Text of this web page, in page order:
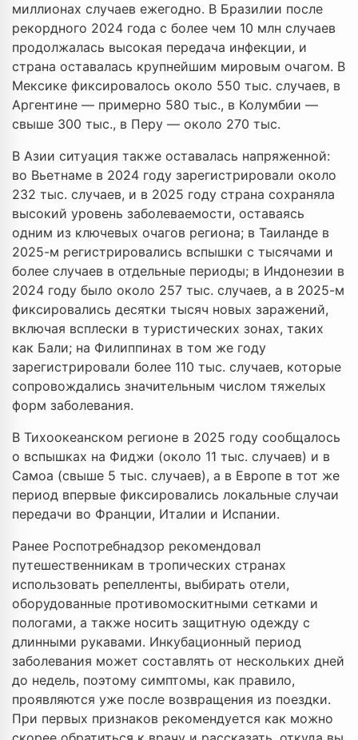
миллионах случаев ежегодно. В Бразилии после
рекордного 2024 года с более чем 10 млн случаев
продолжалась высокая передача инфекции, и
страна оставалась крупнейшим мировым очагом. В
Мексике фиксировалось около 550 тыс. случаев, в
Аргентине — примерно 580 тыс., в Колумбии —
свыше 300 тыс., в Перу — около 270 тыс.
В Азии ситуация также оставалась напряженной:
во Вьетнаме в 2024 году зарегистрировали около
232 тыс. случаев, и в 2025 году страна сохраняла
высокий уровень заболеваемости, оставаясь
одним из ключевых очагов региона; в Таиланде в
2025-м регистрировались вспышки с тысячами и
более случаев в отдельные периоды; в Индонезии в
2024 году было около 257 тыс. случаев, а в 2025-м
фиксировались десятки тысяч новых заражений,
включая всплески в туристических зонах, таких
как Бали; на Филиппинах в том же году
зарегистрировали более 110 тыс. случаев, которые
сопровождались значительным числом тяжелых
форм заболевания.
В Тихоокеанском регионе в 2025 году сообщалось
о вспышках на Фиджи (около 11 тыс. случаев) и в
Самоа (свыше 5 тыс. случаев), а в Европе в тот же
период впервые фиксировались локальные случаи
передачи во Франции, Италии и Испании.
Ранее Роспотребнадзор рекомендовал
путешественникам в тропических странах
использовать репелленты, выбирать отели,
оборудованные противомоскитными сетками и
пологами, а также носить защитную одежду с
длинными рукавами. Инкубационный период
заболевания может составлять от нескольких дней
до недель, поэтому симптомы, как правило,
проявляются уже после возвращения из поездки.
При первых признаков рекомендуется как можно